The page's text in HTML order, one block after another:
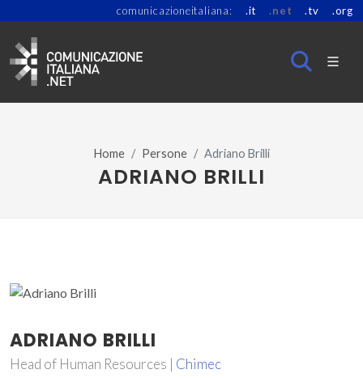
comunicazioneitaliana: .it .net .tv .org
Home Persone Adriano Brilli
ADRIANO BRILLI
ADRIANO BRILLI
Head of Human Resources | Chimec